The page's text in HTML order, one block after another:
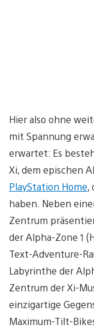
Hier also ohne
mit Spannung
erwartet: Es
Xi, dem epischen
PlayStation Home,
haben. Neben
Zentrum
der Alpha-Zone 1
Text-Adventure-
Labyrinthe der
Zentrum der Xi-
einzigartige
Maximum-Tilt-